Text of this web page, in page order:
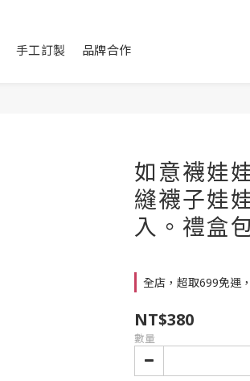
手工訂製 品牌合作
如意襪娃
縫襪子娃
入。禮盒
全店，超取699免運
NT$380
數量